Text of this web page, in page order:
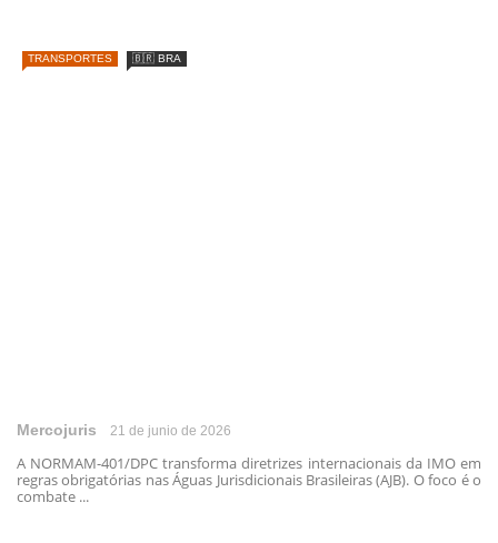
TRANSPORTES 🇧🇷 BRA
Mercojuris 21 de junio de 2026
A NORMAM-401/DPC transforma diretrizes internacionais da IMO em
regras obrigatórias nas Águas Jurisdicionais Brasileiras (AJB). O foco é o
combate ...